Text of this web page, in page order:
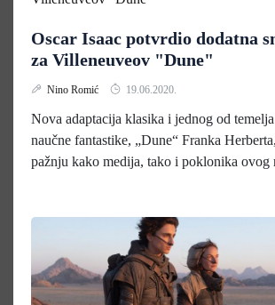
Oscar Isaac potvrdio dodatna
za Villeneuveov "Dune"
Nino Romić 19.06.2020.
Nova adaptacija klasika i jednog od
naučne fantastike, „Dune“ Franka
pažnju kako medija, tako i poklonika ovog